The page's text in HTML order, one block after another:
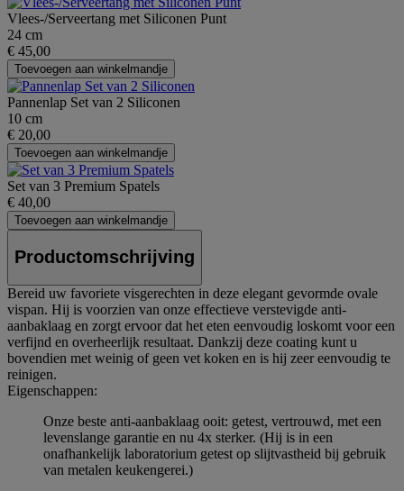
Vlees-/Serveertang met Siliconen Punt
24 cm
€ 45,00
Toevoegen aan winkelmandje
Pannenlap Set van 2 Siliconen
10 cm
€ 20,00
Toevoegen aan winkelmandje
Set van 3 Premium Spatels
€ 40,00
Toevoegen aan winkelmandje
Productomschrijving
Bereid uw favoriete visgerechten in deze elegant gevormde ovale
vispan. Hij is voorzien van onze effectieve verstevigde anti-
aanbaklaag en zorgt ervoor dat het eten eenvoudig loskomt voor een
verfijnd en overheerlijk resultaat. Dankzij deze coating kunt u
bovendien met weinig of geen vet koken en is hij zeer eenvoudig te
reinigen.
Eigenschappen:
Onze beste anti-aanbaklaag ooit: getest, vertrouwd, met een
levenslange garantie en nu 4x sterker. (Hij is in een
onafhankelijk laboratorium getest op slijtvastheid bij gebruik
van metalen keukengerei.)